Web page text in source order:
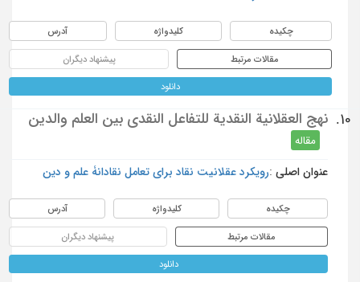
چکیده کلیدواژه آدرس
مقالات مرتبط پیشنهاد دیگران
دانلود
10. نهج العقلانية النقدية للتفاعل النقدي بين العلم والدين
مقاله
عنوان اصلی : رویکرد عقلانیت نقاد برای تعامل نقادانۀ علم و دین
چکیده کلیدواژه آدرس
مقالات مرتبط پیشنهاد دیگران
دانلود